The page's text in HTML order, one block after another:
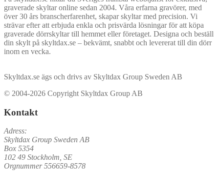
graverade skyltar online sedan 2004. Våra erfarna gravörer, med
över 30 års branscherfarenhet, skapar skyltar med precision. Vi
strävar efter att erbjuda enkla och prisvärda lösningar för att köpa
graverade dörrskyltar till hemmet eller företaget. Designa och beställ
din skylt på skyltdax.se – bekvämt, snabbt och levererat till din dörr
inom en vecka.
Skyltdax.se ägs och drivs av Skyltdax Group Sweden AB
© 2004-2026 Copyright Skyltdax Group AB
Kontakt
Adress:
Skyltdax Group Sweden AB
Box 5354
102 49 Stockholm, SE
Orgnummer 556659-8578